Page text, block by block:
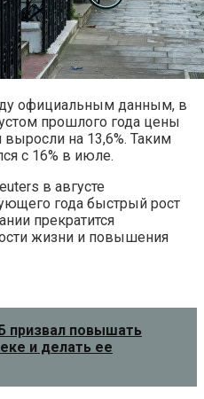
официальным данным, в
прошлого года цены
на 13,6%. Таким
с 16% в июле.
в августе
года быстрый рост
прекратится
жизни и повышения
призвал повышать
и делать ее